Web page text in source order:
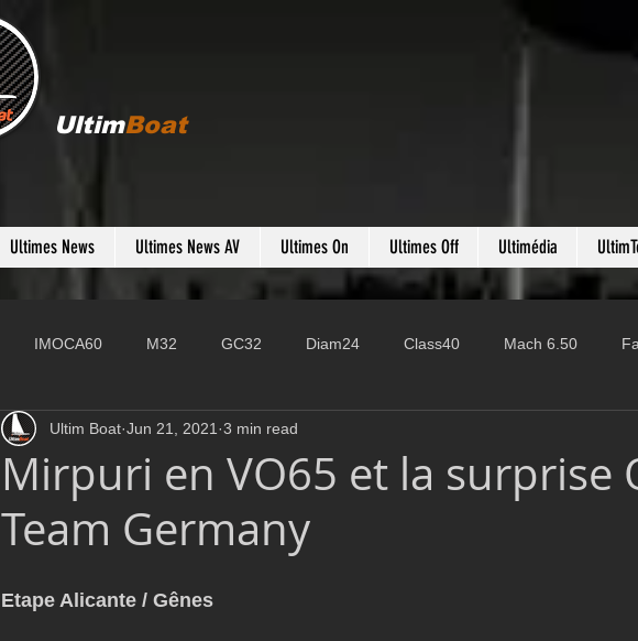
UltimBoat
Ultimes News Ultimes News AV Ultimes On Ultimes Off Ultimédia
IMOCA60 M32 GC32 Diam24 Class40 Mach 6.50
D35 Farr 280 Fast 40
Class Rhum JMD54 Botin 52
TF35 Business AC75
Mirpuri en VO65 et la surprise
Team Germany
Ultim Boat Jun 21, 2021 3 min read
Etape Alicante / Gênes